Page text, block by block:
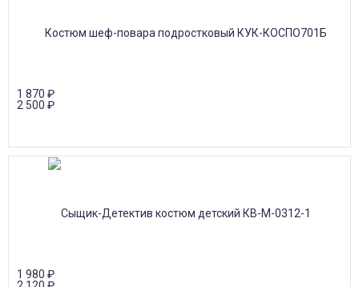
1 870 ₽
2 500 ₽
1 980 ₽